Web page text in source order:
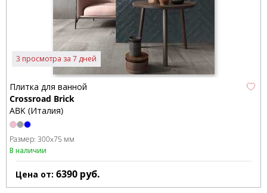
3 просмотра за 7 дней
Плитка для ванной
Crossroad Brick
ABK (Италия)
Размер: 300x75 мм
В наличии
Цена от: 6390 руб.